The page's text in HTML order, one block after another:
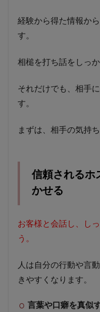
経験から得た情報か
す。
相槌を打ち話をしっ
それだけでも、相手
す。
まずは、相手の気持
信頼される
かせる
お客様と会話し、し
う。
人は自分の行動や言
きやすくなります。
言葉や口癖を真似